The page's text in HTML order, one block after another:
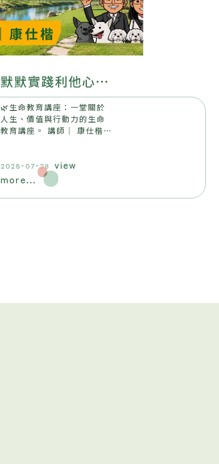
默默實踐利他心
── 默默書店與
流浪動物的故事
🌿生命教育講座：一堂關於
人生、價值與行動力的生命
教育講座。 講師｜ 康仕楷
玉蘭園，歡迎踴躍報名參加​
。
2026-07-28
view
more...